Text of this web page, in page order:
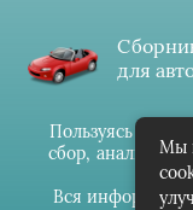
для
Пользуясь
сбор, анализ и
Вся информация
Мы